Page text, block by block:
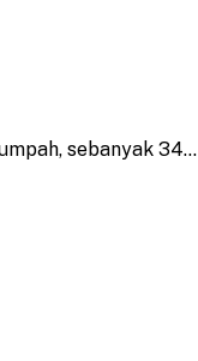
sebanyak 34…